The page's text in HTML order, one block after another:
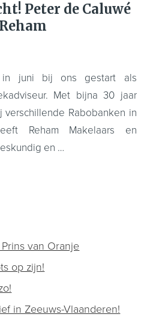
Peter de Caluwé
juni bij ons gestart als
Met bijna 30 jaar
verschillende Rabobanken in
Reham Makelaars en
en …
van Oranje
op zijn!
in Zeeuws-Vlaanderen!